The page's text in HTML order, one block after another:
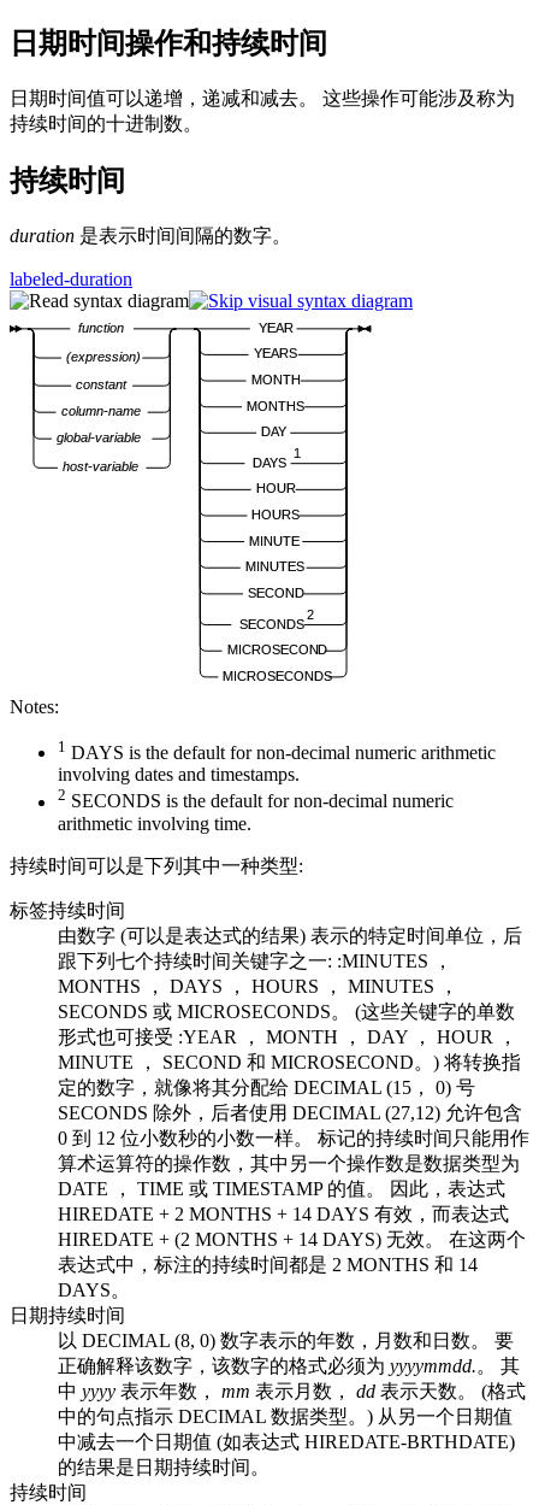
日期时间操作和持续时间
日期时间值可以递增，递减和减去。 这些操作可能涉及称为
持续时间的十进制数。
持续时间
duration 是表示时间间隔的数字。
labeled-duration
function
(expression)
constant
column-name
global-variable
host-variable
YEAR
YEARS
MONTH
MONTHS
DAY
DAYS
1
HOUR
HOURS
MINUTE
MINUTES
SECOND
SECONDS
2
MICROSECOND
MICROSECONDS
Notes:
1 DAYS is the default for non-decimal numeric arithmetic
involving dates and timestamps.
2 SECONDS is the default for non-decimal numeric
arithmetic involving time.
持续时间可以是下列其中一种类型:
标签持续时间
由数字 (可以是表达式的结果) 表示的特定时间单位，后
跟下列七个持续时间关键字之一: :MINUTES ，
MONTHS ， DAYS ， HOURS ， MINUTES ，
SECONDS 或 MICROSECONDS。 (这些关键字的单数
形式也可接受 :YEAR ， MONTH ， DAY ， HOUR ，
MINUTE ， SECOND 和 MICROSECOND。) 将转换指
定的数字，就像将其分配给 DECIMAL (15， 0) 号
SECONDS 除外，后者使用 DECIMAL (27,12) 允许包含
0 到 12 位小数秒的小数一样。 标记的持续时间只能用作
算术运算符的操作数，其中另一个操作数是数据类型为
DATE ， TIME 或 TIMESTAMP 的值。 因此，表达式
HIREDATE + 2 MONTHS + 14 DAYS 有效，而表达式
HIREDATE + (2 MONTHS + 14 DAYS) 无效。 在这两个
表达式中，标注的持续时间都是 2 MONTHS 和 14
DAYS。
日期持续时间
以 DECIMAL (8, 0) 数字表示的年数，月数和日数。 要
正确解释该数字，该数字的格式必须为 yyyymmdd.。 其
中 yyyy 表示年数， mm 表示月数， dd 表示天数。 (格式
中的句点指示 DECIMAL 数据类型。) 从另一个日期值
中减去一个日期值 (如表达式 HIREDATE-BRTHDATE)
的结果是日期持续时间。
持续时间